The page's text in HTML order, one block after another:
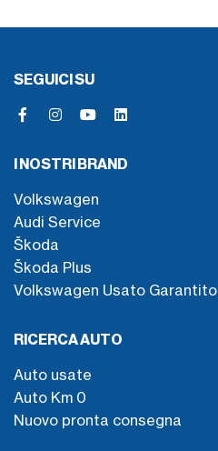
SEGUICI SU
I NOSTRI BRAND
Volkswagen
Audi Service
Škoda
Škoda Plus
Volkswagen Usato Garantito
RICERCA AUTO
Auto usate
Auto Km 0
Nuovo pronta consegna